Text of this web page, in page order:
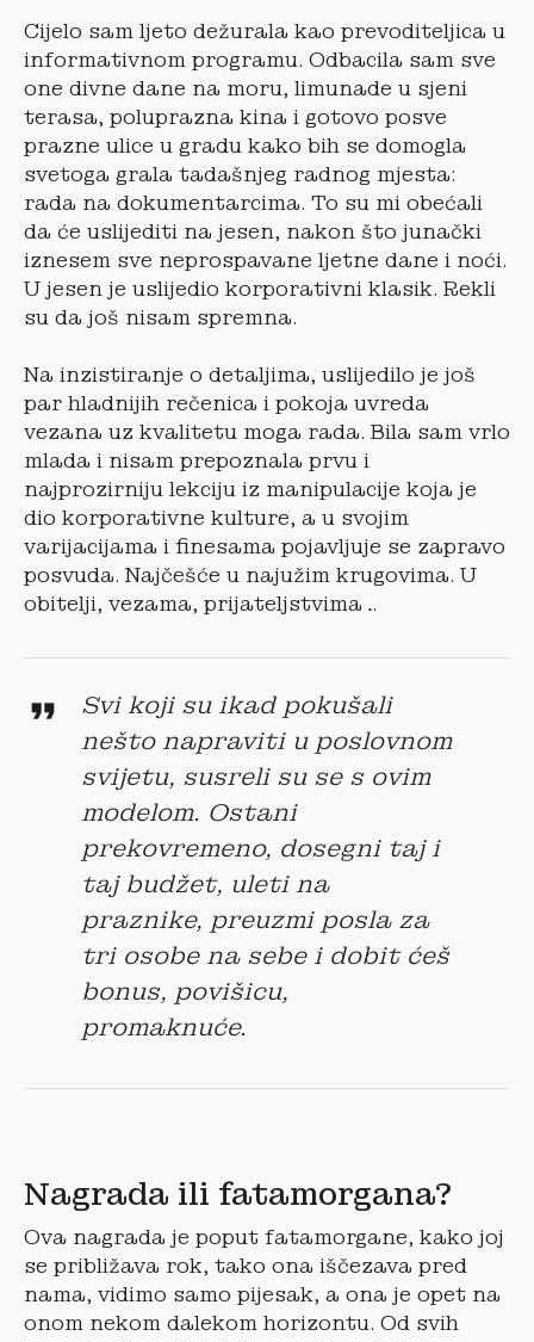
Cijelo sam ljeto dežurala kao prevoditeljica u
informativnom programu. Odbacila sam sve
one divne dane na moru, limunade u sjeni
terasa, poluprazna kina i gotovo posve
prazne ulice u gradu kako bih se domogla
svetoga grala tadašnjeg radnog mjesta:
rada na dokumentarcima. To su mi obećali
da će uslijediti na jesen, nakon što junački
iznesem sve neprospavane ljetne dane i noći.
U jesen je uslijedio korporativni klasik. Rekli
su da još nisam spremna.
Na inzistiranje o detaljima, uslijedilo je još
par hladnijih rečenica i pokoja uvreda
vezana uz kvalitetu moga rada. Bila sam vrlo
mlada i nisam prepoznala prvu i
najprozirniju lekciju iz manipulacije koja je
dio korporativne kulture, a u svojim
varijacijama i finesama pojavljuje se zapravo
posvuda. Najčešće u najužim krugovima. U
obitelji, vezama, prijateljstvima…
Svi koji su ikad pokušali
nešto napraviti u poslovnom
svijetu, susreli su se s ovim
modelom. Ostani
prekovremeno, dosegni taj i
taj budžet, uleti na
praznike, preuzmi posla za
tri osobe na sebe i dobit ćeš
bonus, povišicu,
promaknuće.
Nagrada ili fatamorgana?
Ova nagrada je poput fatamorgane, kako joj
se približava rok, tako ona iščezava pred
nama, vidimo samo pijesak, a ona je opet na
onom nekom dalekom horizontu. Od svih